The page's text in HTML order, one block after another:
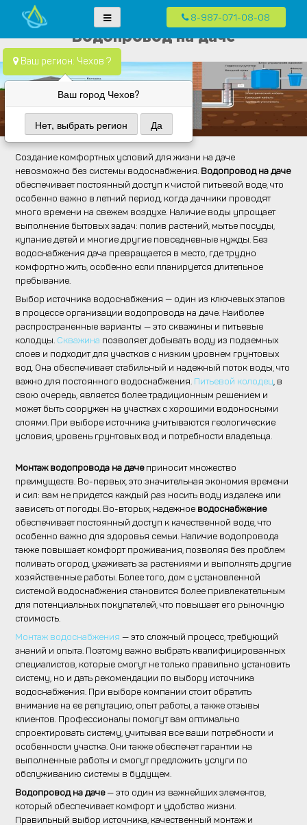
to
content
канализация.
систем водоснабжения, канализации и отопления в частных домах в
Москве и Московской области
Ваш регион: Чехов ?
Ваш город Чехов?
Нет, выбрать регион Да
8-987-071-08-08
Водопровод на даче
Создание комфортных условий для жизни на даче
невозможно без системы водоснабжения. Водопровод на даче
обеспечивает постоянный доступ к чистой питьевой воде, что
особенно важно в летний период, когда дачники проводят
много времени на свежем воздухе. Наличие воды упрощает
выполнение бытовых задач: полив растений, мытье посуды,
купание детей и многие другие повседневные нужды. Без
водоснабжения дача превращается в место, где трудно
комфортно жить, особенно если планируется длительное
пребывание.
Выбор источника водоснабжения — один из ключевых этапов
в процессе организации водопровода на даче. Наиболее
распространенные варианты — это скважины и питьевые
колодцы. Скважина позволяет добывать воду из подземных
слоев и подходит для участков с низким уровнем грунтовых
вод. Она обеспечивает стабильный и надежный поток воды, что
важно для постоянного водоснабжения. Питьевой колодец , в
свою очередь, является более традиционным решением и
может быть сооружен на участках с хорошими водоносными
слоями. При выборе источника учитываются геологические
условия, уровень грунтовых вод и потребности владельца.
Монтаж водопровода на дачеприносит множество
преимуществ. Во-первых, это значительная экономия времени
и сил: вам не придется каждый раз носить воду издалека или
зависеть от погоды. Во-вторых, надежное водоснабжение
обеспечивает постоянный доступ к качественной воде, что
особенно важно для здоровья семьи. Наличие водопровода
также повышает комфорт проживания, позволяя без проблем
поливать огород, ухаживать за растениями и выполнять другие
хозяйственные работы. Более того, дом с установленной
системой водоснабжения становится более привлекательным
для потенциальных покупателей, что повышает его рыночную
стоимость.
Монтаж водоснабжения — это сложный процесс, требующий
знаний и опыта. Поэтому важно выбрать квалифицированных
специалистов, которые смогут не только правильно установить
систему, но и дать рекомендации по выбору источника
водоснабжения. При выборе компании стоит обратить
внимание на ее репутацию, опыт работы, а также отзывы
клиентов. Профессионалы помогут вам оптимально
спроектировать систему, учитывая все ваши потребности и
особенности участка. Они также обеспечат гарантии на
выполненные работы и смогут предложить услуги по
обслуживанию системы в будущем.
Водопровод на даче— это один из важнейших элементов,
который обеспечивает комфорт и удобство жизни.
Правильный выбор источника, качественный монтаж и